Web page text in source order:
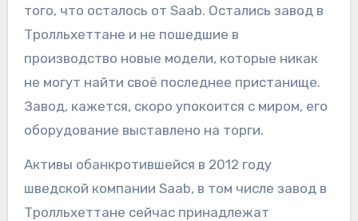
того, что осталось от Saab. Остались завод в
Тролльхеттане и не пошедшие в
производство новые модели, которые никак
не могут найти своё последнее пристанище.
Завод, кажется, скоро упокоится с миром, его
оборудование выставлено на торги.
Активы обанкротившейся в 2012 году
шведской компании Saab, в том числе завод в
Тролльхеттане сейчас принадлежат